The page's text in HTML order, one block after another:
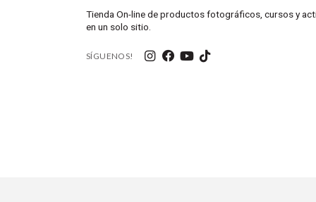
Tienda On-line de productos fotográficos, cursos y
en un solo sitio.
SÍGUENOS!